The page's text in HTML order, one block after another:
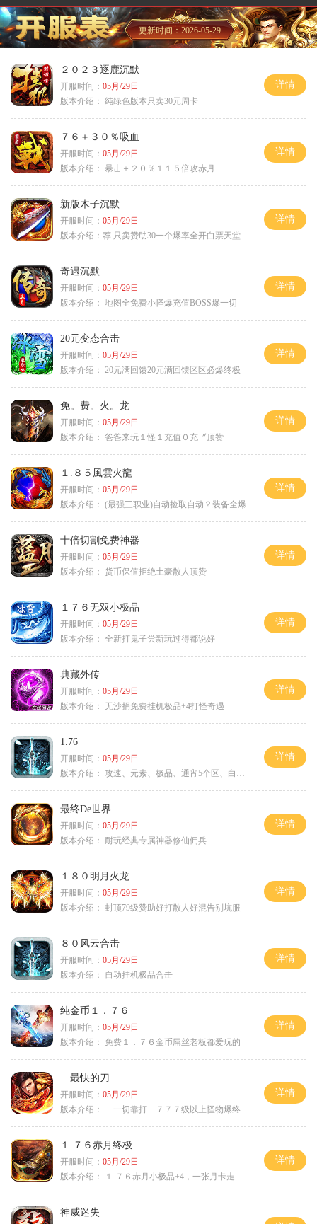
更新时间：2026-05-29
２０２３逐鹿沉默
开服时间： 05月/29日
版本介绍： 纯绿色版本只卖30元周卡
详情
７６＋３０％吸血
开服时间： 05月/29日
版本介绍： 暴击＋２０％１１５倍攻赤月
详情
新版木子沉默
开服时间： 05月/29日
版本介绍： 荐 只卖赞助30一个爆率全开白票天堂
详情
奇遇沉默
开服时间： 05月/29日
版本介绍： 地图全免费小怪爆充值BOSS爆一切
详情
20元变态合击
开服时间： 05月/29日
版本介绍： 20元满回馈20元满回馈区区必爆终极
详情
免。费。火。龙
开服时间： 05月/29日
版本介绍： 爸爸来玩１怪１充值０充〞顶赞
详情
１.８５風雲火龍
开服时间： 05月/29日
版本介绍： (最强三职业)自动捡取自动？装备全爆
详情
十倍切割免费神器
开服时间： 05月/29日
版本介绍： 货币保值拒绝土豪散人顶赞
详情
１７６无双小极品
开服时间： 05月/29日
版本介绍： 全新打鬼子尝新玩过得都说好
详情
典藏外传
开服时间： 05月/29日
版本介绍： 无沙捐免费挂机极品+4打怪奇遇
详情
1.76
开服时间： 05月/29日
版本介绍： 攻速、元素、极品、通宵5个区、白天10个区
详情
最终De世界
开服时间： 05月/29日
版本介绍： 耐玩经典专属神器修仙佣兵
详情
１８０明月火龙
开服时间： 05月/29日
版本介绍： 封顶79级赞助好打散人好混告别坑服
详情
８０风云合击
开服时间： 05月/29日
版本介绍：
自动挂机极品合击
详情
纯金币１．７６
开服时间： 05月/29日
版本介绍： 免费１．７６金币屌丝老板都爱玩的
详情
最快的刀
开服时间： 05月/29日
版本介绍：
一切靠打 ７７７级以上怪物爆终极
详情
１.７６赤月终极
开服时间： 05月/29日
版本介绍：
１.７６赤月小极品+4，一张月卡走天涯a
详情
神威迷失